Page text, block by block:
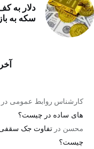
دلار به
سکه به
کارشناس روابط عمومی
های ساده در چیست؟
محسن درتفاوت جک سقفی
چیست؟